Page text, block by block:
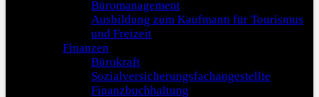
Büromanagement
Ausbildung zum Kaufmann für Tourismus
und Freizeit
Finanzen
Bürokraft
Sozialversicherungsfachangestellte
Finanzbuchhaltung